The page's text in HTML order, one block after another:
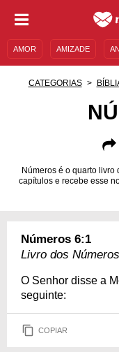
AMOR AMIZADE
CATEGORIAS
Números é o quarto livro
capítulos e recebe esse
Números 6:1
Livro dos
O Senhor disse a
seguinte:
COPIAR